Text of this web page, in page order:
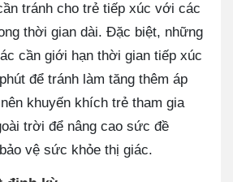
tránh cho trẻ tiếp xúc với các
thời gian dài. Đặc biệt, những
cần giới hạn thời gian tiếp xúc
để tránh làm tăng thêm áp
khuyến khích trẻ tham gia
trời để nâng cao sức đề
vệ sức khỏe thị giác.